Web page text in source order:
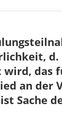
das
an der
Sache